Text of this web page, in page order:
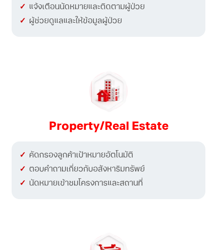
แจ้งเตือนนัดหมายและติดตามผู้ป่วย
ผู้ช่วยดูแลและให้ข้อมูลผู้ป่วย
Property/Real Estate
คัดกรองลูกค้าเป้าหมายอัตโนมัติ
ตอบคำถามเกี่ยวกับอสังหาริมทรัพย์
นัดหมายเข้าชมโครงการและสถานที่